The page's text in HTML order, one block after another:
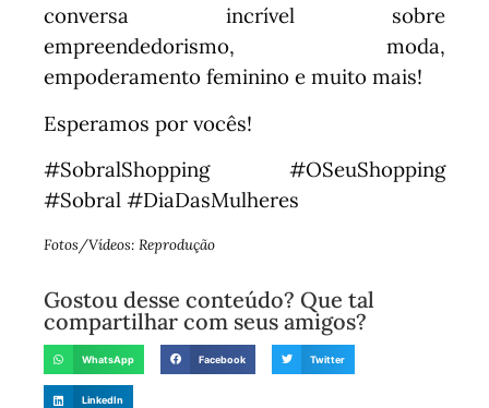
conversa incrível sobre
empreendedorismo, moda,
empoderamento feminino e muito mais!
Esperamos por vocês!
#SobralShopping #OSeuShopping
#Sobral #DiaDasMulheres
Fotos/Vídeos: Reprodução
Gostou desse conteúdo? Que tal
compartilhar com seus amigos?
WhatsApp Facebook Twitter
LinkedIn